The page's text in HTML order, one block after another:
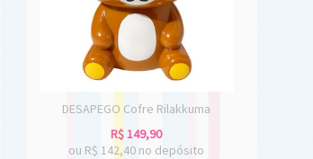
DESAPEGO Cofre Rilakkuma
R$149,90
ou R$ 142,40 no depósito